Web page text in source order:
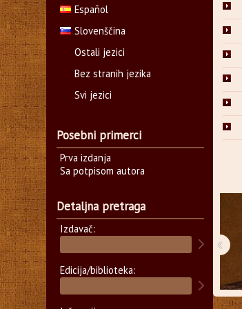
‹
Español
Slovenščina
Ostali jezici
Bez stranih jezika
Svi jezici
Posebni primerci
Prva izdanja
Sa potpisom autora
Detaljna pretraga
Izdavač:
Edicija/biblioteka: